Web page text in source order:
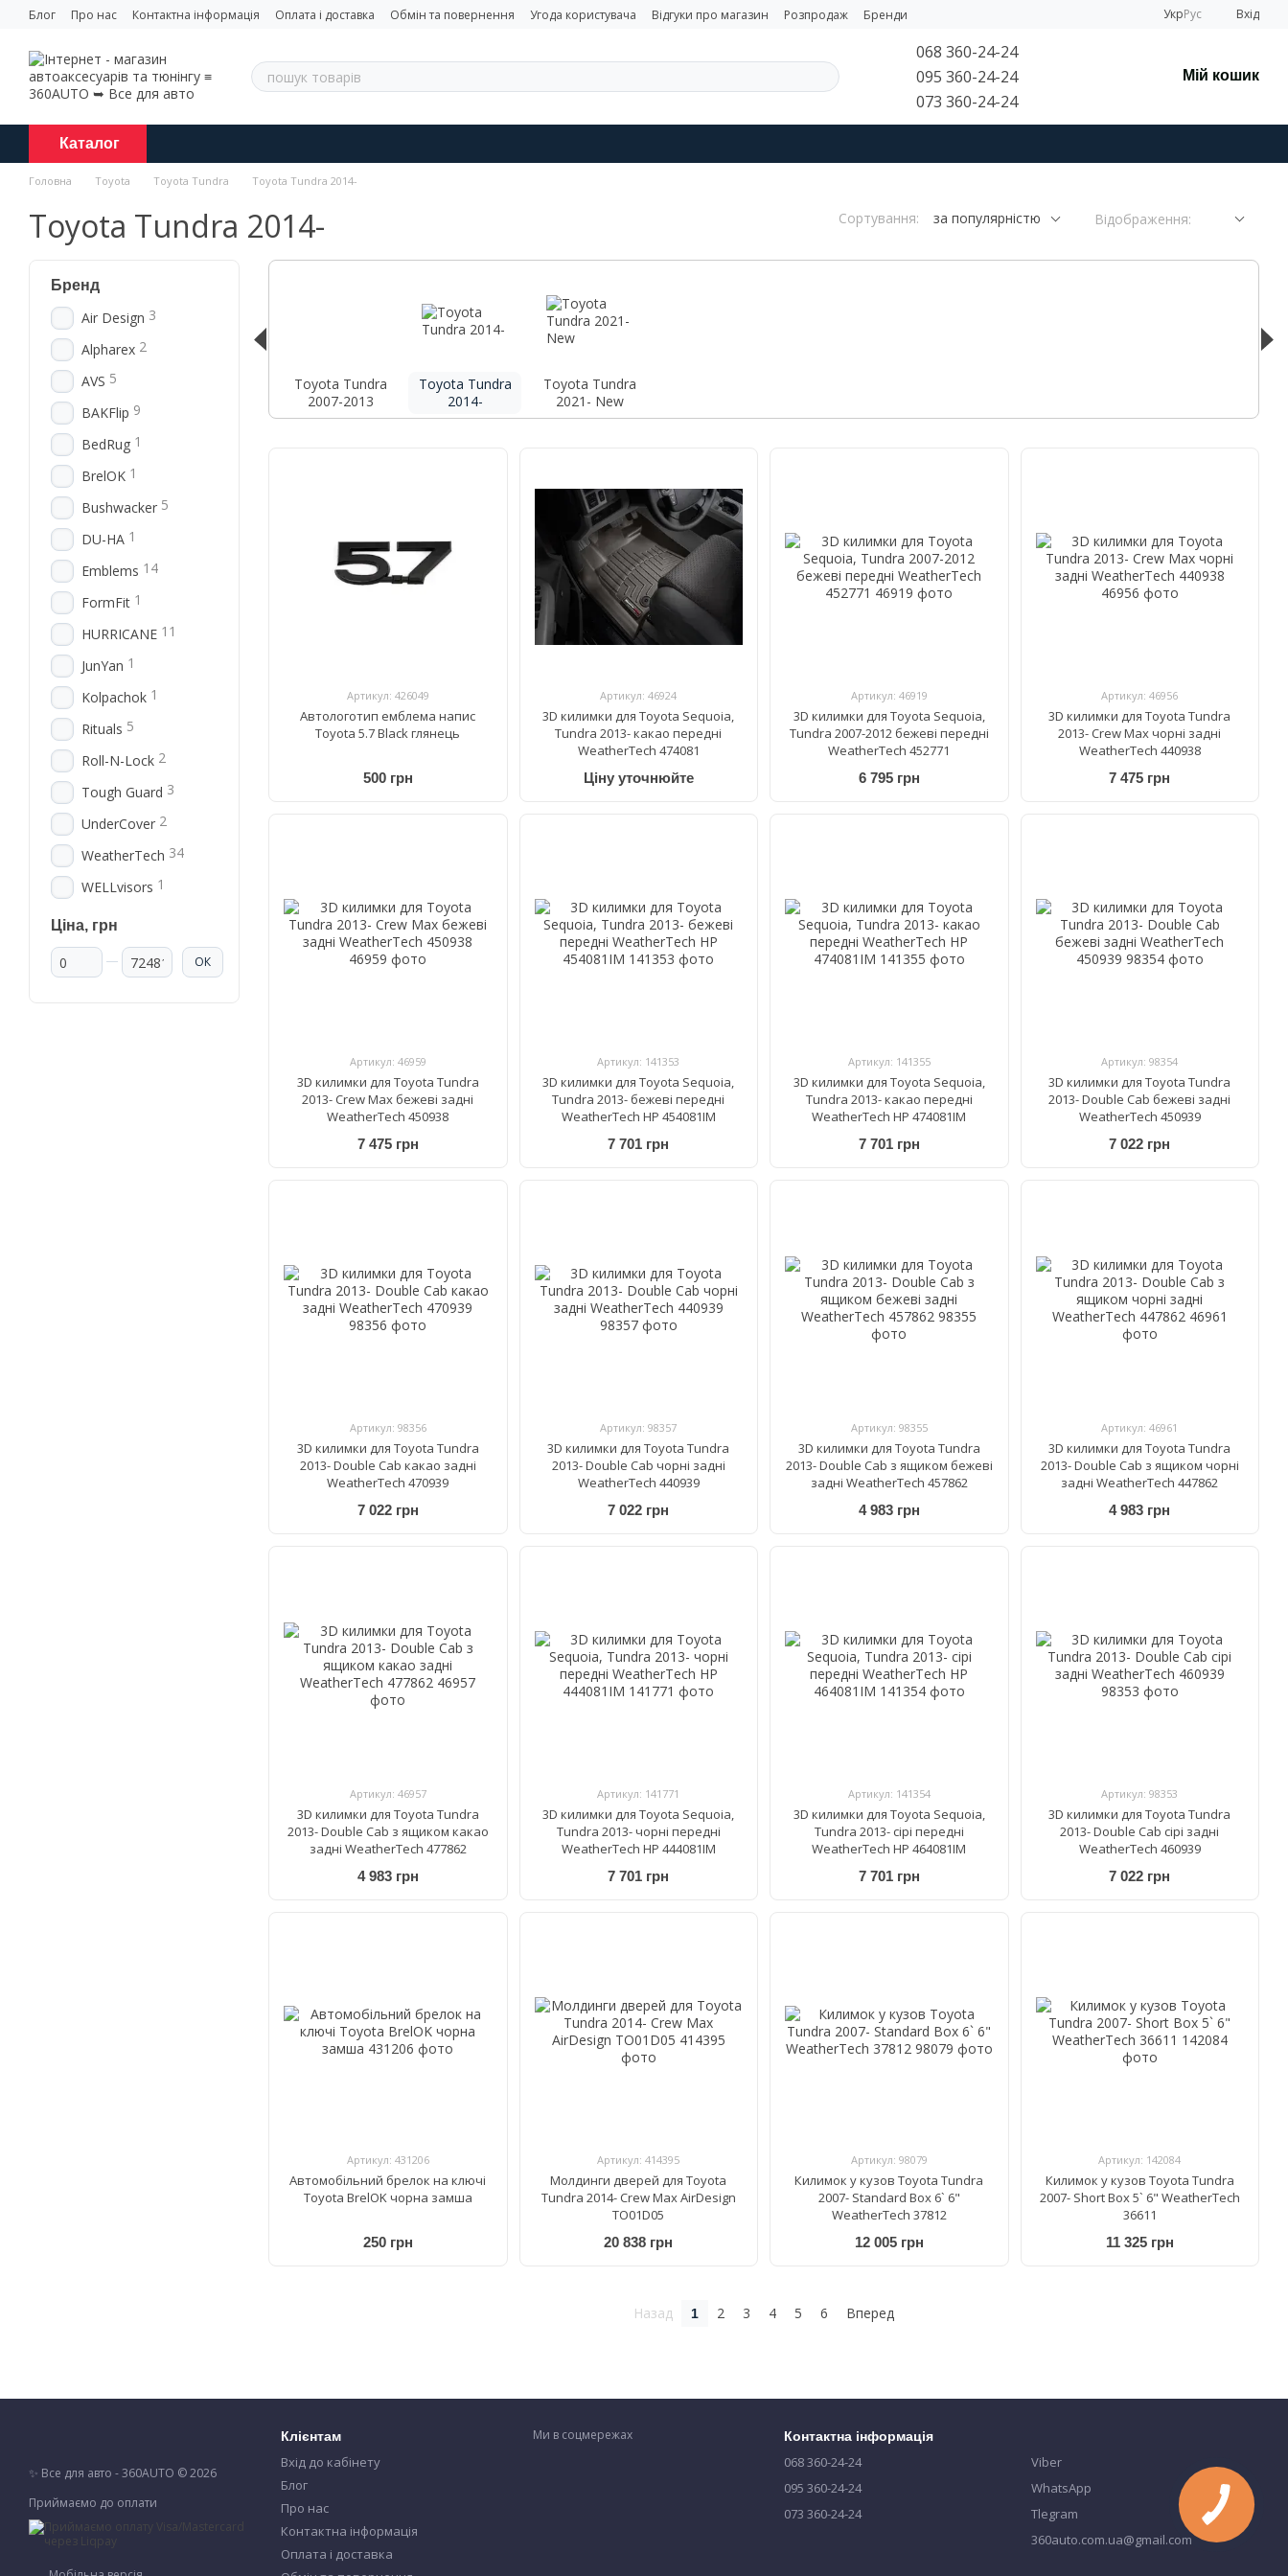
Перейти до основного контенту
Блог Про нас Контактна інформація Оплата і доставка Обмін та повернення Угода користувача Відгуки про магазин Розпродаж Бренди УкрРус Вхід
068 360-24-24
095 360-24-24
073 360-24-24
Мій кошик
Каталог
Головна Toyota Toyota Tundra Toyota Tundra 2014-
Toyota Tundra 2014- Сортування: за популярністю Відображення:
Toyota Tundra
2007-2013
Toyota Tundra
2014-
Toyota Tundra
2021- New
Артикул: 426049
Автологотип емблема напис
Toyota 5.7 Black глянець
500 грн
Артикул: 46924
3D килимки для Toyota Sequoia,
Tundra 2013- какао передні
WeatherTech 474081
Ціну уточнюйте
Артикул: 46919
3D килимки для Toyota Sequoia,
Tundra 2007-2012 бежеві передні
WeatherTech 452771
6 795 грн
Артикул: 46956
3D килимки для Toyota Tundra
2013- Crew Max чорні задні
WeatherTech 440938
7 475 грн
Артикул: 46959
3D килимки для Toyota Tundra
2013- Crew Max бежеві задні
WeatherTech 450938
7 475 грн
Артикул: 141353
3D килимки для Toyota Sequoia,
Tundra 2013- бежеві передні
WeatherTech HP 454081IM
7 701 грн
Артикул: 141355
3D килимки для Toyota Sequoia,
Tundra 2013- какао передні
WeatherTech HP 474081IM
7 701 грн
Артикул: 98354
3D килимки для Toyota Tundra
2013- Double Cab бежеві задні
WeatherTech 450939
7 022 грн
Артикул: 98356
3D килимки для Toyota Tundra
2013- Double Cab какао задні
WeatherTech 470939
7 022 грн
Артикул: 98357
3D килимки для Toyota Tundra
2013- Double Cab чорні задні
WeatherTech 440939
7 022 грн
Артикул: 98355
3D килимки для Toyota Tundra
2013- Double Cab з ящиком бежеві
задні WeatherTech 457862
4 983 грн
Артикул: 46961
3D килимки для Toyota Tundra
2013- Double Cab з ящиком чорні
задні WeatherTech 447862
4 983 грн
Артикул: 46957
3D килимки для Toyota Tundra
2013- Double Cab з ящиком какао
задні WeatherTech 477862
4 983 грн
Артикул: 141771
3D килимки для Toyota Sequoia,
Tundra 2013- чорні передні
WeatherTech HP 444081IM
7 701 грн
Артикул: 141354
3D килимки для Toyota Sequoia,
Tundra 2013- сірі передні
WeatherTech HP 464081IM
7 701 грн
Артикул: 98353
3D килимки для Toyota Tundra
2013- Double Cab сірі задні
WeatherTech 460939
7 022 грн
Артикул: 431206
Автомобільний брелок на ключі
Toyota BrelOK чорна замша
250 грн
Артикул: 414395
Молдинги дверей для Toyota
Tundra 2014- Crew Max AirDesign
TO01D05
20 838 грн
Артикул: 98079
Килимок у кузов Toyota Tundra
2007- Standard Box 6` 6"
WeatherTech 37812
12 005 грн
Артикул: 142084
Килимок у кузов Toyota Tundra
2007- Short Box 5` 6" WeatherTech
36611
11 325 грн
Назад 1 2 3 4 5 6 Вперед
Бренд
Air Design 3
Alpharex 2
AVS 5
BAKFlip 9
BedRug 1
BrelOK 1
Bushwacker 5
DU-HA 1
Emblems 14
FormFit 1
HURRICANE 11
JunYan 1
Kolpachok 1
Rituals 5
Roll-N-Lock 2
Tough Guard 3
UnderCover 2
WeatherTech 34
WELLvisors 1
Ціна, грн
Від Ціна, грн
До Ціна, грн ОК
✨ Все для авто - 360AUTO © 2026
Приймаємо до оплати
Клієнтам
Вхід до кабінету
Блог
Про нас
Контактна інформація
Оплата і доставка
Ми в соцмережах Контактна інформація
068 360-24-24
095 360-24-24
073 360-24-24
Viber
WhatsApp
Tlegram
360auto.com.ua@gmail.com